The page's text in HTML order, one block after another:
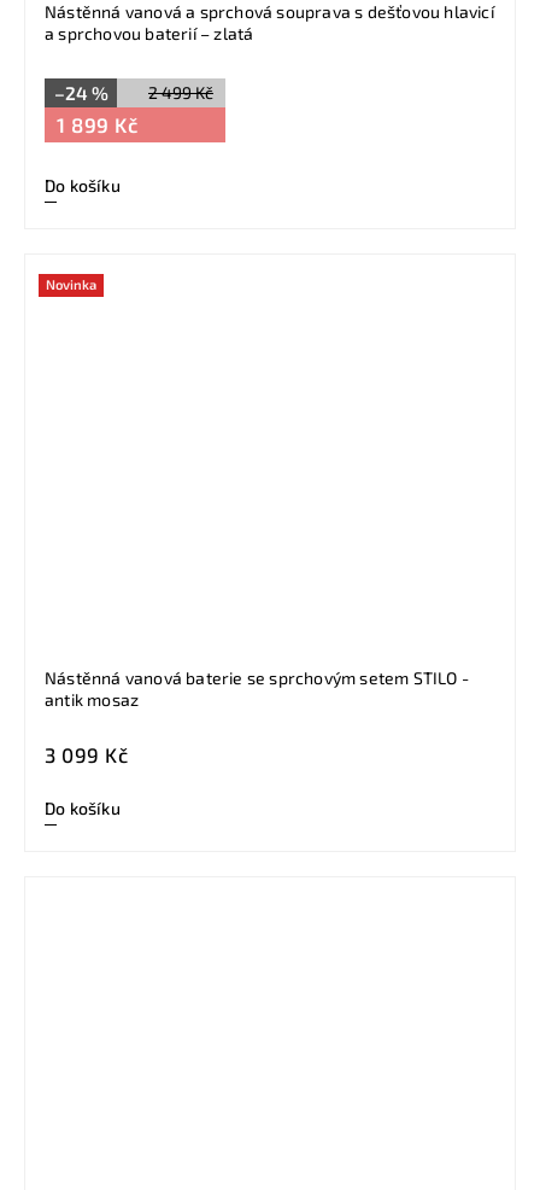
Nástěnná vanová a sprchová souprava s dešťovou hlavicí
a sprchovou baterií – zlatá
2 499 Kč
–24 %
1 899 Kč
Do košíku
Novinka
Nástěnná vanová baterie se sprchovým setem STILO -
antik mosaz
3 099 Kč
Do košíku